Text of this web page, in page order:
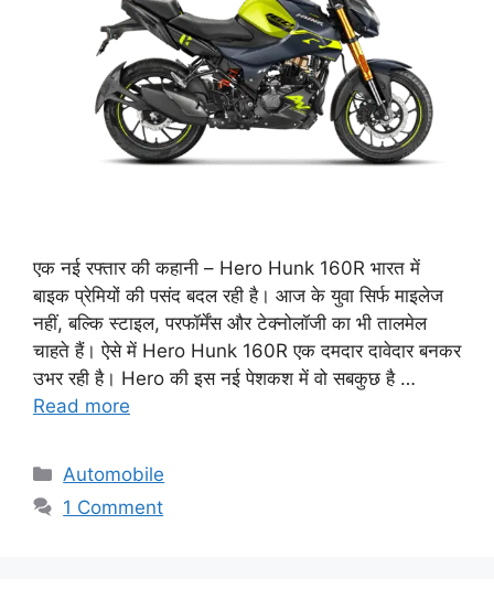
एक नई रफ्तार की कहानी – Hero Hunk 160R भारत में
बाइक प्रेमियों की पसंद बदल रही है। आज के युवा सिर्फ माइलेज
नहीं, बल्कि स्टाइल, परफॉर्मेंस और टेक्नोलॉजी का भी तालमेल
चाहते हैं। ऐसे में Hero Hunk 160R एक दमदार दावेदार बनकर
उभर रही है। Hero की इस नई पेशकश में वो सबकुछ है …
Read more
Categories
Automobile
1 Comment